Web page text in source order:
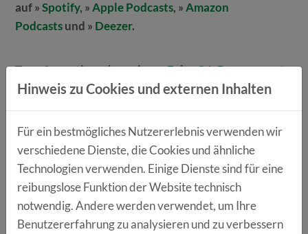
auf »Spotify, »Apple Podcasts, »Amazon
Podcastsund » Deezer.
Transformationschampions»Folge 24: Bayern meets
Transformation
Diese Folge bildet den Abschluss der Sonderreihe zu
den bayerischen Transformationsnetzwerken.
Aufbauend auf der vorherigen Episode geben unsere
Gäste Sabrina Auer, Robert Lanig und Julia Dick aus
transform.10, Transform EMN. und transform.r
Einblicke in ihre Arbeit, regionale Besonderheiten und
konkrete Erfolgsbeispiele aus der
Hinweis zu Cookies und externen Inhalten
Für ein bestmögliches Nutzererlebnis verwenden wir
verschiedene Dienste, die Cookies und ähnliche
Technologien verwenden. Einige Dienste sind für eine
reibungslose Funktion der Website technisch
notwendig. Andere werden verwendet, um Ihre
Benutzererfahrung zu analysieren und zu verbessern